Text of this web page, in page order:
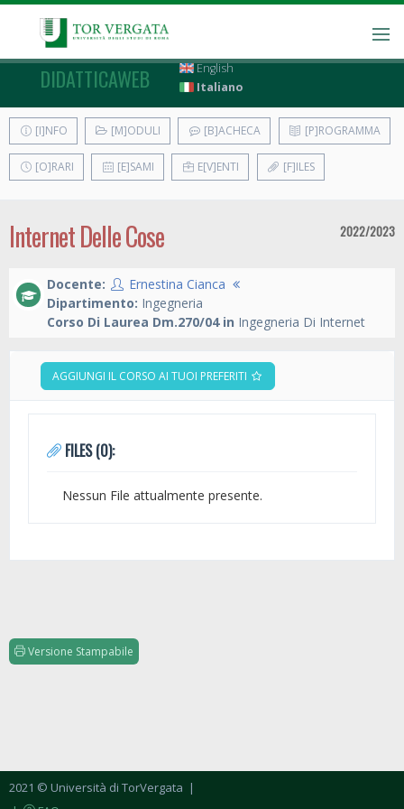
DIDATTICAWEB
English
Italiano
[I]NFO [M]ODULI [B]ACHECA [P]ROGRAMMA
[O]RARI [E]SAMI E[V]ENTI [F]ILES
Internet Delle Cose 2022/2023
Docente:
Ernestina Cianca
Dipartimento: Ingegneria
Corso Di Laurea Dm.270/04 in Ingegneria Di Internet
AGGIUNGI IL CORSO AI TUOI PREFERITI
FILES (0):
Nessun File attualmente presente.
Versione Stampabile
2021 © Università di TorVergata |